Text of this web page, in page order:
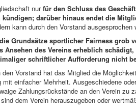
nurfür den Schluss des
darüber hinaus endet die
kann durch den Vorstand ausgesprochen
Grundsätze sportlicher Fairness grob
Ansehen des Vereins erheblich schädigt,
schriftlicher Aufforderung nicht
Vorstand hat das Mitglied die
einfacher Mehrheit. Ausgeschiedene
Zahlungsrückstände an den Verein zu
dem Verein herauszugeben oder